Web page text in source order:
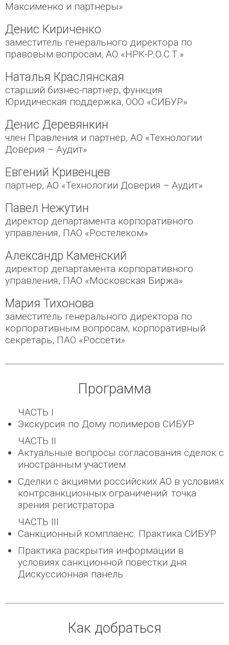
Максименко и партнеры»
Денис Кириченко
заместитель генерального директора по
правовым вопросам, АО «НРК-Р.О.С.Т.»
Наталья Краслянская
старший бизнес-партнер, функция
Юридическая поддержка, ООО «СИБУР»
Денис Деревянкин
член Правления и партнер, АО «Технологии
Доверия – Аудит»
Евгений Кривенцев
партнер, АО «Технологии Доверия – Аудит»
Павел Нежутин
директор департамента корпоративного
управления, ПАО «Ростелеком»
Александр Каменский
директор департамента корпоративного
управления, ПАО «Московская Биржа»
Мария Тихонова
заместитель генерального директора по
корпоративным вопросам, корпоративный
секретарь, ПАО «Россети»
Программа
ЧАСТЬ I
Экскурсия по Дому полимеров СИБУР
ЧАСТЬ II
Актуальные вопросы согласования сделок с
иностранным участием
Сделки с акциями российских АО в условиях
контрсанкционных ограничений: точка
зрения регистратора
ЧАСТЬ III
Санкционный комплаенс. Практика СИБУР
Практика раскрытия информации в
условиях санкционной повестки дня.
Дискуссионная панель
Как добраться